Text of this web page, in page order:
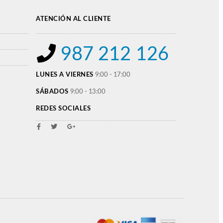
ATENCIÓN AL CLIENTE
987 212 126
LUNES A VIERNES 9:00 - 17:00
SÁBADOS 9:00 - 13:00
REDES SOCIALES